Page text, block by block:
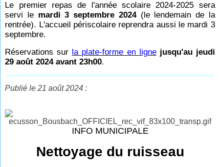
Le premier repas de l'année scolaire 2024-2025 sera
servi le mardi 3 septembre 2024(le lendemain de la
rentrée). L'accueil périscolaire reprendra aussi le mardi 3
septembre.
Réservationssur la plate-forme en ligne jusqu'au jeudi
29 août 2024 avant 23h00.
Publié le 21 août 2024 :
INFO MUNICIPALE
Nettoyage du ruisseau